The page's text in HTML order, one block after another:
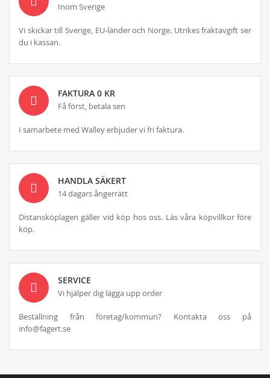
Inom Sverige
Vi skickar till Sverige, EU-länder och Norge. Utrikes fraktavgift ser
du i kassan.
FAKTURA 0 KR
Få först, betala sen
I samarbete med Walley erbjuder vi fri faktura.
HANDLA SÄKERT
14 dagars ångerrätt
Distansköplagen gäller vid köp hos oss. Läs våra köpvillkor före
köp.
SERVICE
Vi hjälper dig lägga upp order
Beställning från företag/kommun? Kontakta oss på
info@fagert.se